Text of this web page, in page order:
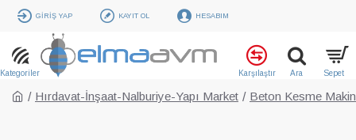
GIRIŞ YAP KAYIT OL HESABIM
Hırdavat-İnşaat-Nalburiye-Yapı Market Beton Kesme